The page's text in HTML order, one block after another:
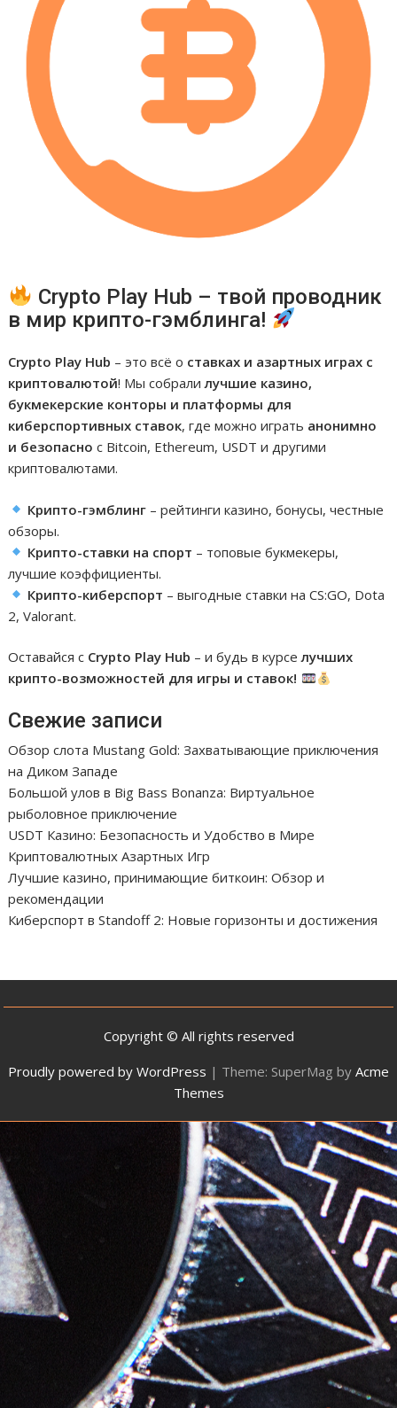
Crypto Play Hub – твой проводник
в мир крипто-гэмблинга!
Crypto Play Hub – это всё о ставках и азартных играх с
криптовалютой! Мы собралилучшие казино,
букмекерские конторы и платформы для
киберспортивных ставок, где можно играть анонимно
и безопасно с Bitcoin, Ethereum, USDT и другими
криптовалютами.
Крипто-гэмблинг– рейтинги казино, бонусы, честные
обзоры.
Крипто-ставки на спорт – топовые букмекеры,
лучшие коэффициенты.
Крипто-киберспорт – выгодные ставки на CS:GO, Dota
2, Valorant.
Оставайся с Crypto Play Hub – и будь в курселучших
крипто-возможностей для игры и ставок!
Свежие записи
Обзор слота Mustang Gold: Захватывающие приключения
на Диком Западе
Большой улов в Big Bass Bonanza: Виртуальное
рыболовное приключение
USDT Казино: Безопасность и Удобство в Мире
Криптовалютных Азартных Игр
Лучшие казино, принимающие биткоин: Обзор и
рекомендации
Киберспорт в Standoff 2: Новые горизонты и достижения
Copyright © All rights reserved
Proudly powered by WordPress | Theme: SuperMag by Acme
Themes